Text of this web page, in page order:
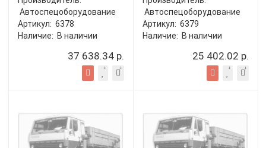
Автоспецоборудование
Артикул: 6378
Наличие: В наличии
37 638.34 р.
Автоспецоборудование
Артикул: 6379
Наличие: В наличии
25 402.02 р.